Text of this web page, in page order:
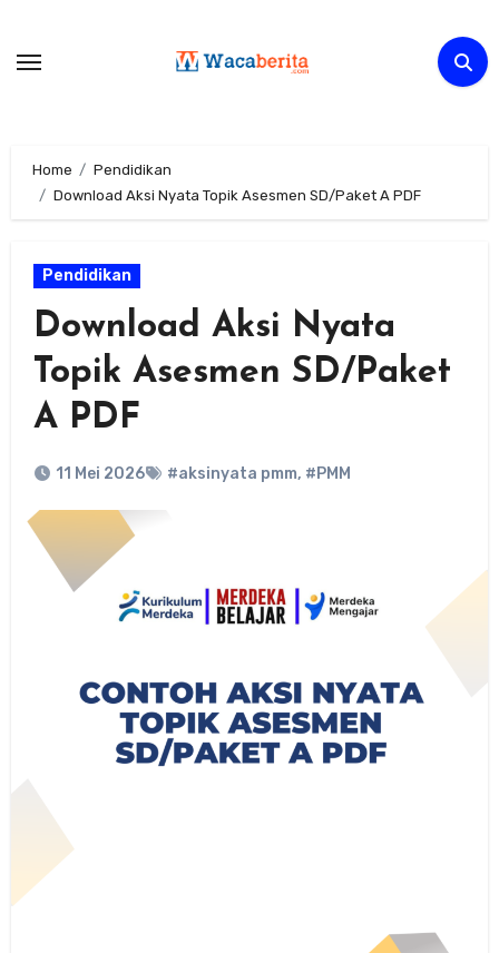
content
Home
Pendidikan
Download Aksi Nyata Topik Asesmen SD/Paket A PDF
Pendidikan
Download Aksi Nyata
Topik Asesmen SD/Paket
A PDF
11 Mei 2026 #aksinyata pmm, #PMM